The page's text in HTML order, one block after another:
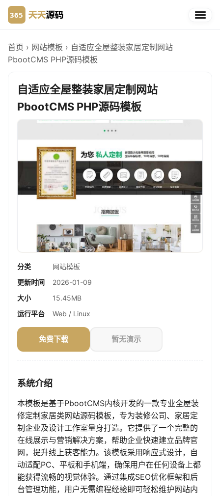
首页 › 网站模板 › 自适应全屋整装家居定制网站
PbootCMS PHP源码模板
自适应全屋整装家居定制网站
PbootCMS PHP源码模板
分类
网站模板
更新时间
2026-01-09
大小
15.45MB
运行平台
Web / Linux
免费下载 暂无演示
系统介绍
本模板是基于PbootCMS内核开发的一款专业全屋装
修定制家居类网站源码模板，专为装修公司、家居定
制企业及设计工作室量身打造。它提供了一个完整的
在线展示与营销解决方案，帮助企业快速建立品牌官
网，提升线上获客能力。该模板采用响应式设计，自
动适配PC、平板和手机端，确保用户在任何设备上都
能获得流畅的视觉体验。通过集成SEO优化框架和后
台管理功能，用户无需编程经验即可轻松维护网站内